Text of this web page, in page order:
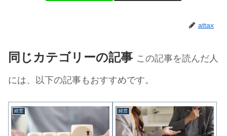
attax
同じカテゴリーの記事 この記事を読んだ人
には、以下の記事もおすすめです。
経営 経営